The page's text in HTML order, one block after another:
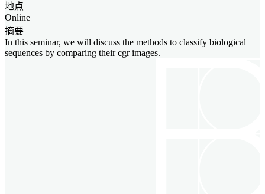
地点
Online
摘要
In this seminar, we will discuss the methods to classify biological
sequences by comparing their cgr images.